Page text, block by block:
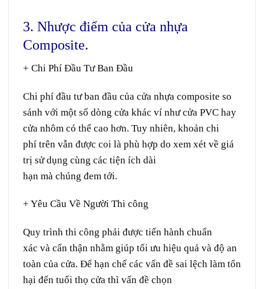
3. Nhược điểm của cửa nhựa
Composite.
+ Chi Phí Đầu Tư Ban Đầu
Chi phí đầu tư ban đầu của cửa nhựa composite so
sánh với một số dòng cửa khác ví nhưcửa PVC hay
cửa nhôm có thể cao hơn. Tuy nhiên, khoản chi
phí trên vẫn được coi là phù hợp do xem xét về giá
trị sử dụng cùng các tiện ích dài
hạn mà chúng đem tới.
+ Yêu Cầu Về Người Thi công
Quy trình thi công phải được tiến hành chuẩn
xác và cẩn thận nhằm giúp tối ưu hiệu quả và độ an
toàn của cửa. Để hạn chế các vấn đề sai lệch làm tổn
hại đến tuổi thọ cửa thì vấn đề chọn